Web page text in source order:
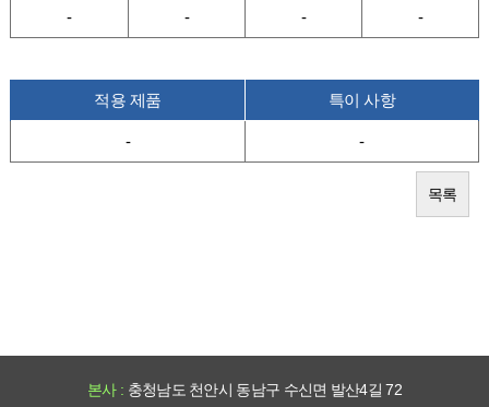
- - - -
적용 제품 특이 사항
- -
목록
본사 : 충청남도 천안시 동남구 수신면 발산4길 72